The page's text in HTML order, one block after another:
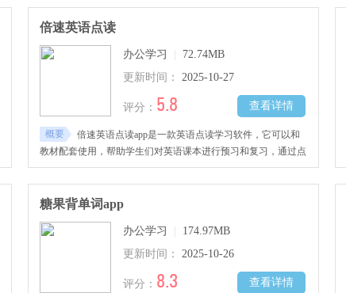
倍速英语点读
办公学习
72.74MB
更新时间：
2025-10-27
查看详情
评分： 5.8
概要
倍速英语点读app是一款英语点读学习软件，它可以和
教材配套使用，帮助学生们对英语课本进行预习和复习，通过点
读功能来锻炼巩固自己的英语成绩
糖果背单词app
办公学习
174.97MB
更新时间：
2025-10-26
查看详情
评分： 8.3